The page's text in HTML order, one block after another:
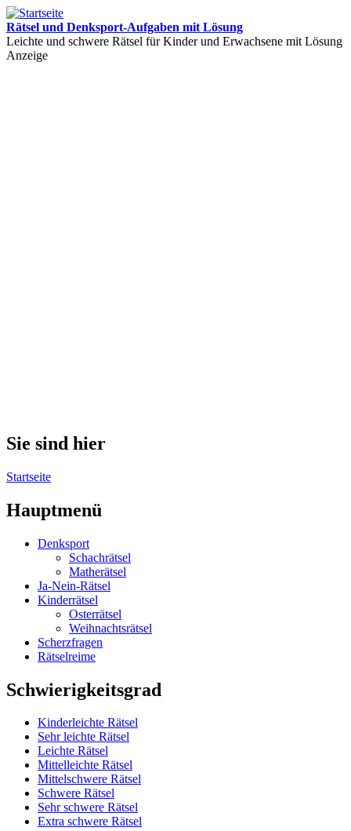
Rätsel und Denksport-Aufgaben mit Lösung
Leichte und schwere Rätsel für Kinder und Erwachsene mit Lösung
Anzeige
Sie sind hier
Startseite
Hauptmenü
Denksport
Schachrätsel
Matherätsel
Ja-Nein-Rätsel
Kinderrätsel
Osterrätsel
Weihnachtsrätsel
Scherzfragen
Rätselreime
Schwierigkeitsgrad
Kinderleichte Rätsel
Sehr leichte Rätsel
Leichte Rätsel
Mittelleichte Rätsel
Mittelschwere Rätsel
Schwere Rätsel
Sehr schwere Rätsel
Extra schwere Rätsel